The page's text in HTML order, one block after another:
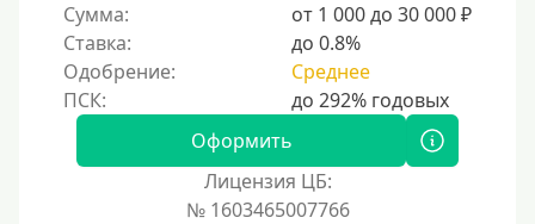
Срочные
Моментальные онлайн
Экспресс
В день обращения
Сумма:
от 1 000 до 30 000 ₽
Ставка:
до 0.8%
Одобрение:
Среднее
Оформить
Лицензия ЦБ:
№ 1603465007766